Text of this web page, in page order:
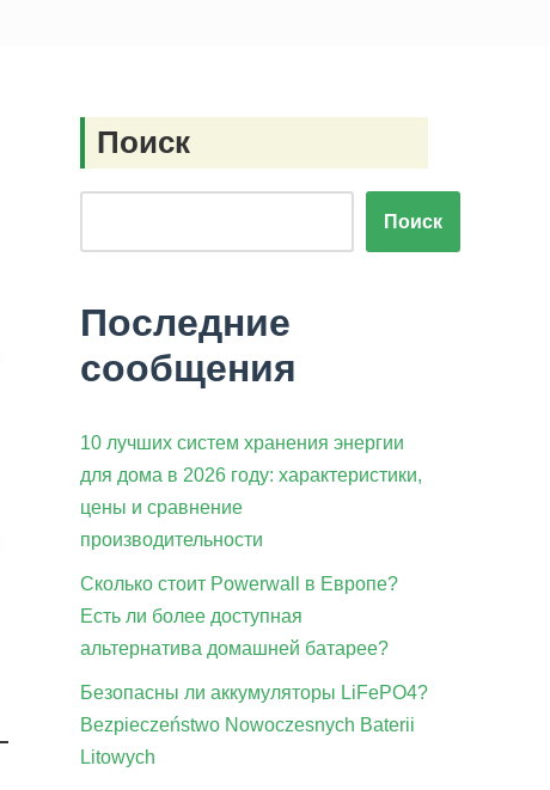
Поиск
Поиск
Последние
сообщения
10 лучших систем хранения энергии
для дома в 2026 году: характеристики,
цены и сравнение
производительности
Сколько стоит Powerwall в Европе?
Есть ли более доступная
альтернатива домашней батарее?
Безопасны ли аккумуляторы LiFePO4?
Bezpieczeństwo Nowoczesnych Baterii
Litowych